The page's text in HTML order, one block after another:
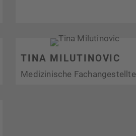
TINA MILUTINOVIC
Medizinische Fachangestellte